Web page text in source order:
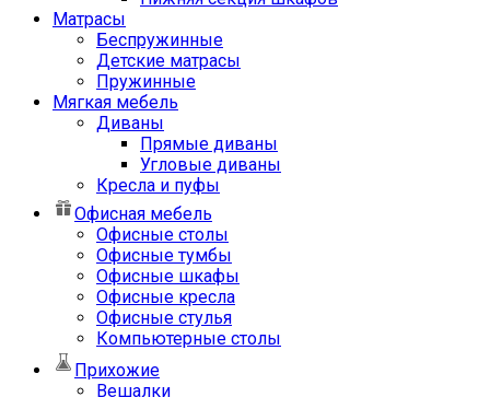
Матрасы
Беспружинные
Детские матрасы
Пружинные
Мягкая мебель
Диваны
Прямые диваны
Угловые диваны
Кресла и пуфы
Офисная мебель
Офисные столы
Офисные тумбы
Офисные шкафы
Офисные кресла
Офисные стулья
Компьютерные столы
Прихожие
Вешалки